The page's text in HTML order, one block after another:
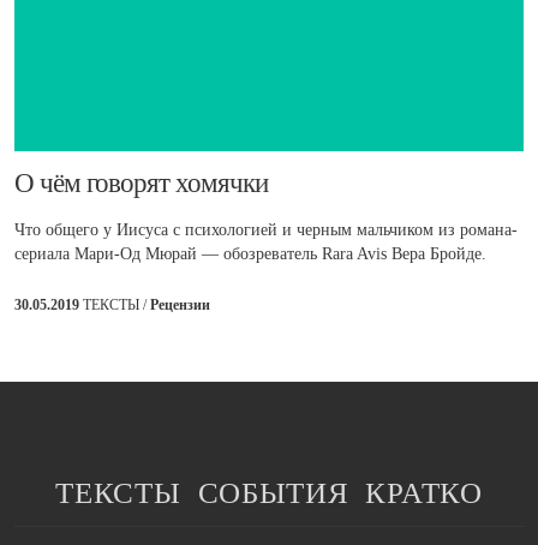
​О чём говорят хомячки
Что общего у Иисуса с психологией и черным мальчиком из романа-
сериала Мари-Од Мюрай — обозреватель Rara Avis Вера Бройде.
30.05.2019 ТЕКСТЫ /Рецензии
ТЕКСТЫ СОБЫТИЯ КРАТКО